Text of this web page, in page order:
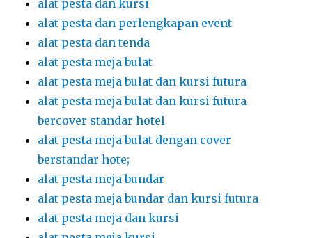
alat pesta meja dan kursi
alat pesta meja kursi
alat pesta surya jaya event
Alat Prasmanan
alatpesta
aneka type sofa
arga sewa meja
Arm Chair VIP
arm chairs
Arm Chairs Atau Kursi VIP Kayu
arm chairs kayu vip
Arm Chairs Q line Stainless